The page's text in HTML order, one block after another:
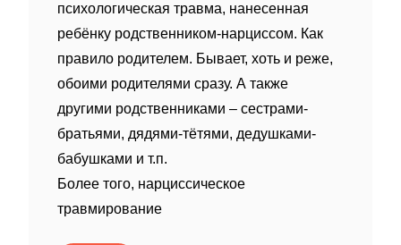
психологическая травма, нанесенная
ребëнку родственником-нарциссом. Как
правило родителем. Бывает, хоть и реже,
обоими родителями сразу. А также
другими родственниками – сестрами-
братьями, дядями-тëтями, дедушками-
бабушками и т.п.
Более того, нарциссическое
травмирование